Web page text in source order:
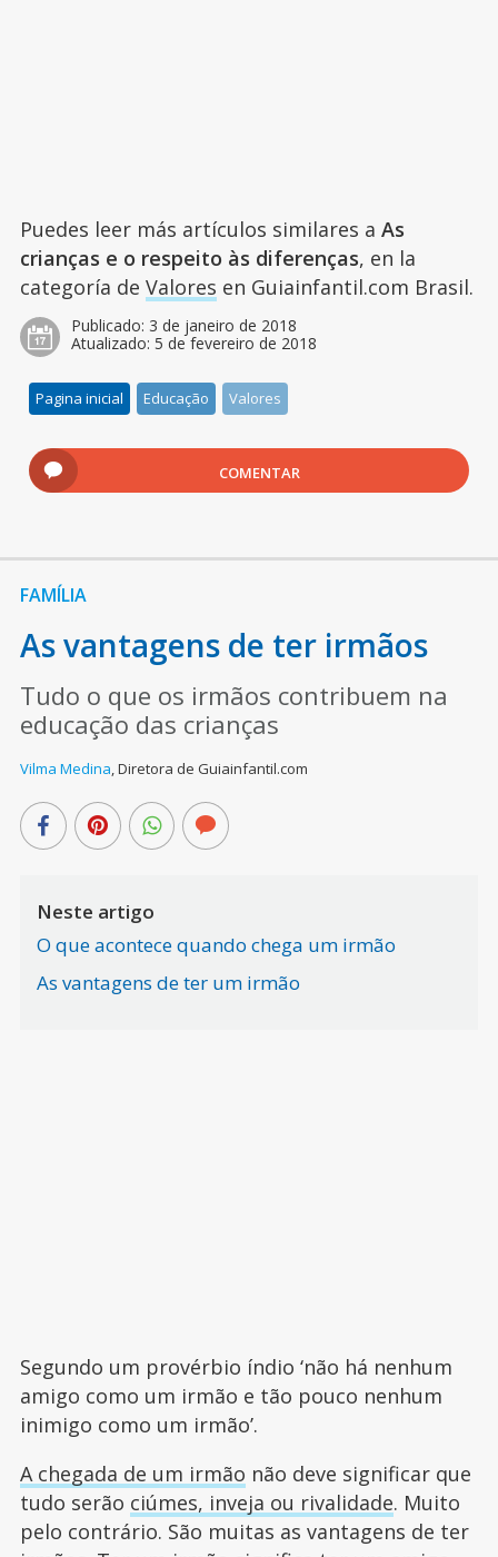
Puedes leer más artículos similares a As
crianças e o respeito às diferenças, en la
categoría de Valores en Guiainfantil.com Brasil.
Publicado: 3 de janeiro de 2018
Atualizado: 5 de fevereiro de 2018
Pagina inicial Educação Valores
COMENTAR
FAMÍLIA
As vantagens de ter irmãos
Tudo o que os irmãos contribuem na
educação das crianças
Vilma Medina,Diretora de Guiainfantil.com
Neste artigo
O que acontece quando chega um irmão
As vantagens de ter um irmão
Segundo um provérbio índio ‘não há nenhum
amigo como um irmão e tão pouco nenhum
inimigo como um irmão’.
A chegada de um irmão não deve significar que
tudo serão ciúmes, inveja ou rivalidade. Muito
pelo contrário. São muitas as vantagens de ter